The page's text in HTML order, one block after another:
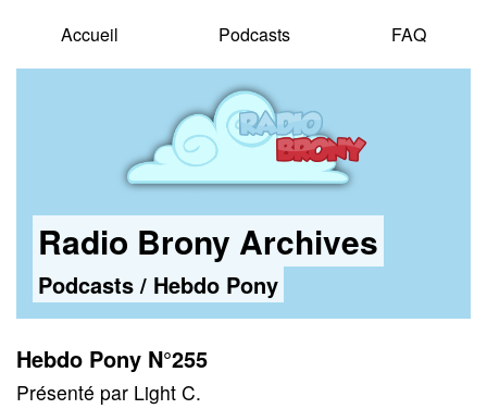
Accueil Podcasts FAQ
Radio Brony Archives
Podcasts/ Hebdo Pony
Hebdo Pony N°255
Présenté par Light C.